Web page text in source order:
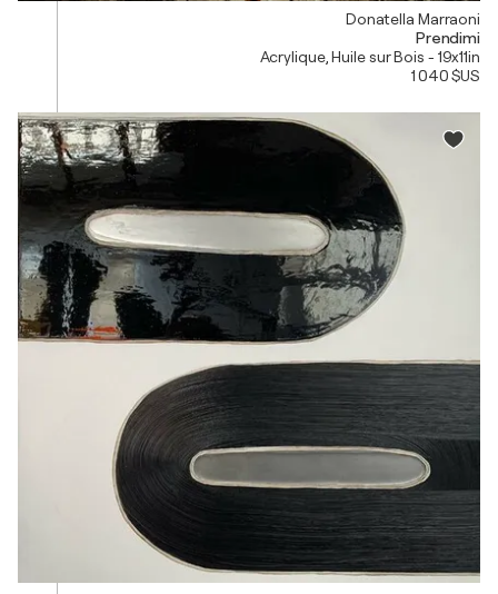
Donatella Marraoni
Prendimi
Acrylique, Huile sur Bois - 19x11in
1 040 $US